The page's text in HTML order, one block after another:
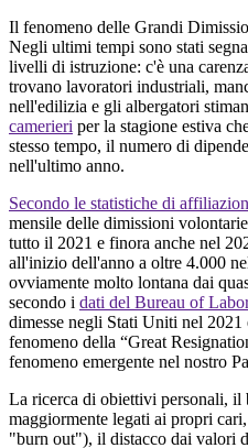
Il fenomeno delle Grandi
Negli ultimi tempi sono stati
livelli di istruzione: c'è una
trovano lavoratori industriali,
nell'edilizia e gli albergatori
camerieri per la stagione estiva
stesso tempo, il numero di
nell'ultimo anno.
Secondo le statistiche di
mensile delle dimissioni
tutto il 2021 e finora anche nel
all'inizio dell'anno a oltre 4.000
ovviamente molto lontana dai
secondo i dati del Bureau of
dimesse negli Stati Uniti nel 2021
fenomeno della “Great
fenomeno emergente nel nostro
La ricerca di obiettivi personali, il
maggiormente legati ai propri
"burn out"), il distacco dai valori